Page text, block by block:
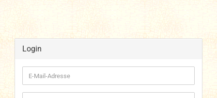
Login
E-
Mail-
Adresse